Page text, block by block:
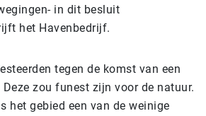
in dit besluit
het Havenbedrijf.
tegen de komst van een
zou funest zijn voor de natuur.
het gebied een van de weinige